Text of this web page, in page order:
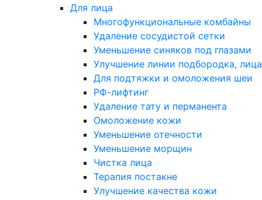
Для лица
Многофункциональные комбайны
Удаление сосудистой сетки
Уменьшение синяков под глазами
Улучшение линии подбородка, лица
Для подтяжки и омоложения шеи
РФ-лифтинг
Удаление тату и перманента
Омоложение кожи
Уменьшение отечности
Уменьшение морщин
Чистка лица
Терапия постакне
Улучшение качества кожи